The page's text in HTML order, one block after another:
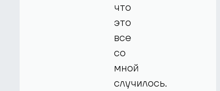
что
это
все
со
мной
случилось.